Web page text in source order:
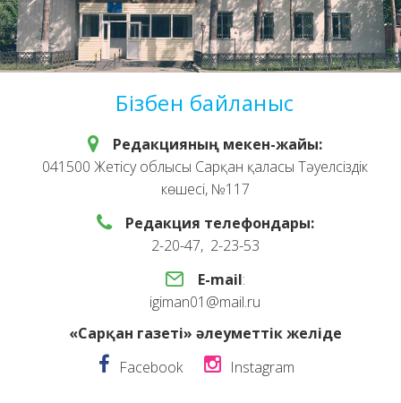
Бізбен байланыс
Редакцияның мекен-жайы:
041500 Жетісу облысы Сарқан қаласы Тәуелсіздік
көшесі, №117
Редакция телефондары:
2-20-47, 2-23-53
E-mail:
igiman01@mail.ru
«Сарқан газеті» әлеуметтік желіде
Facebook
Instagram